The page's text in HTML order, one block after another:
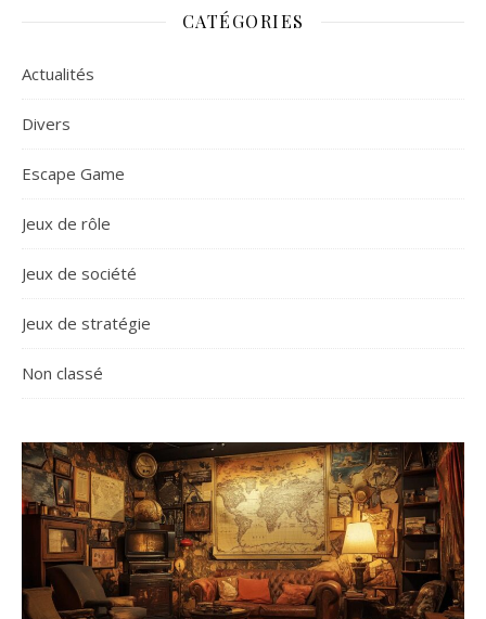
CATÉGORIES
Actualités
Divers
Escape Game
Jeux de rôle
Jeux de société
Jeux de stratégie
Non classé